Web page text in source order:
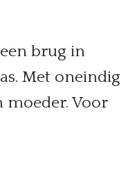
brug in
Met oneindig
moeder. Voor